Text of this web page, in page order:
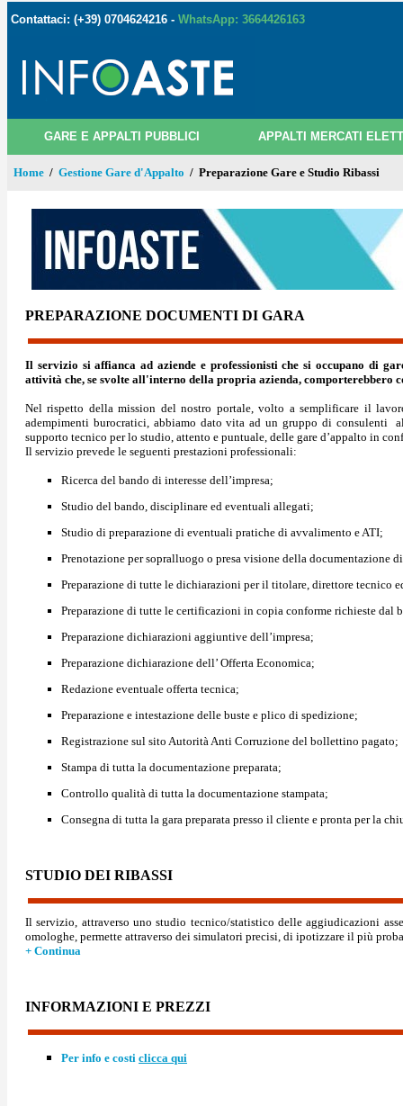
Contattaci: (+39) 0704624216 - WhatsApp: 3664426163
GARE E APPALTI PUBBLICI APPALTI MERCATI
Home / Gestione Gare d'Appalto / Preparazione Gare e Studio Ribassi
PREPARAZIONE DOCUMENTI DI GARA
Il servizio si affianca ad aziende e professionisti che si occupano di
attività che, se svolte all'interno della propria azienda, comporterebbero
Nel rispetto della mission del nostro portale, volto a semplificare il
adempimenti burocratici, abbiamo dato vita ad un gruppo di consulenti
supporto tecnico per lo studio, attento e puntuale, delle gare d’appalto in
Il servizio prevede le seguenti prestazioni professionali:
Ricerca del bando di interesse dell’impresa;
Studio del bando, disciplinare ed eventuali allegati;
Studio di preparazione di eventuali pratiche di avvalimento e ATI;
Prenotazione per sopralluogo o presa visione della documentazione
Preparazione di tutte le dichiarazioni per il titolare, direttore tecnico
Preparazione di tutte le certificazioni in copia conforme richieste dal
Preparazione dichiarazioni aggiuntive dell’impresa;
Preparazione dichiarazione dell’ Offerta Economica;
Redazione eventuale offerta tecnica;
Preparazione e intestazione delle buste e plico di spedizione;
Registrazione sul sito Autorità Anti Corruzione del bollettino pagato;
Stampa di tutta la documentazione preparata;
Controllo qualità di tutta la documentazione stampata;
Consegna di tutta la gara preparata presso il cliente e pronta per la
STUDIO DEI RIBASSI
Il servizio, attraverso uno studio tecnico/statistico delle aggiudicazioni
omologhe, permette attraverso dei simulatori precisi, di ipotizzare il più
+ Continua
INFORMAZIONI E PREZZI
Per info e costi clicca qui